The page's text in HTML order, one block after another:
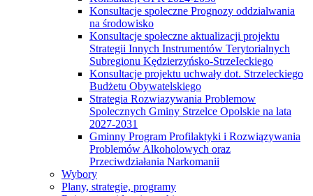
Konsultacje spoleczne Prognozy oddzialwania
na środowisko
Konsultacje społeczne aktualizacji projektu
Strategii Innych Instrumentów Terytorialnych
Subregionu Kędzierzyńsko-StrzeIeckiego
Konsultacje projektu uchwały dot. Strzeleckiego
Budżetu Obywatelskiego
Strategia Rozwiazywania Problemow
Spolecznych Gminy Strzelce Opolskie na lata
2027-2031
Gminny Program Profilaktyki i Rozwiązywania
Problemów Alkoholowych oraz
Przeciwdziałania Narkomanii
Wybory
Plany, strategie, programy